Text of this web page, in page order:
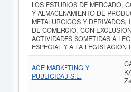
LOS ESTUDIOS DE MERCADO,
Y ALMACENAMIENTO DE
METALURGICOS Y DERIVADOS,
DE COMERCIO, CON
ACTIVIDADES SOMETIDAS A
ESPECIAL Y A LA LEGISLACION
AGE MARKETING Y
PUBLICIDAD S.L.